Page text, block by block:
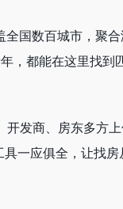
全国数百城市，聚
，都能在这里找到
开发商、房东多方
一应俱全，让找房